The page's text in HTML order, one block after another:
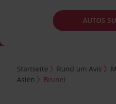
AUTOS
Startseite Rund um Avis
Asien
Brunei